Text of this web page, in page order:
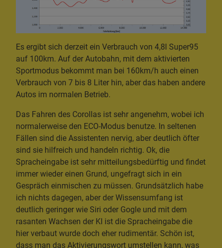
Es ergibt sich derzeit ein Verbrauch von 4,8l Super95
auf 100km. Auf der Autobahn, mit dem aktivierten
Sportmodus bekommt man bei 160km/h auch einen
Verbrauch von 7 bis 8 Liter hin, aber das haben andere
Autos im normalen Betrieb.
Das Fahren des Corollas ist sehr angenehm, wobei ich
normalerweise den ECO-Modus benutze. In seltenen
Fällen sind die Assistenten nervig, aber deutlich öfter
sind sie hilfreich und handeln richtig. Ok, die
Spracheingabe ist sehr mitteilungsbedürftig und findet
immer wieder einen Grund, ungefragt sich in ein
Gespräch einmischen zu müssen. Grundsätzlich habe
ich nichts dagegen, aber der Wissensumfang ist
deutlich geringer wie Siri oder Gogle und mit dem
rasanten Wachsen der KI ist die Spracheingabe die
hier verbaut wurde doch eher rudimentär. Schön ist,
dass man das Aktivierungswort umstellen kann, was